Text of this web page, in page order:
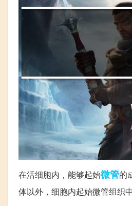
在活细胞内，能够起始微管的
体以外，细胞内起始微管组织